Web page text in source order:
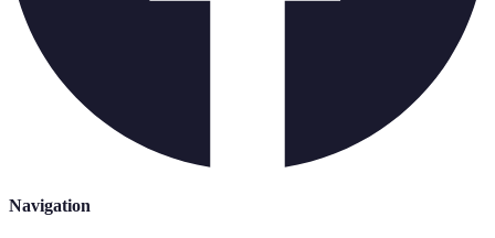
Navigation